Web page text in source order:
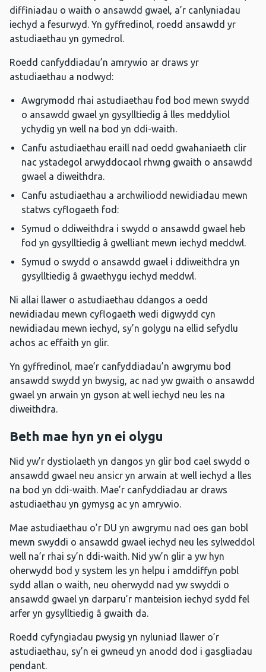
diffiniadau o waith o ansawdd gwael, a’r canlyniadau
iechyd a fesurwyd. Yn gyffredinol, roedd ansawdd yr
astudiaethau yn gymedrol.
Roedd canfyddiadau’n amrywio ar draws yr
astudiaethau a nodwyd:
Awgrymodd rhai astudiaethau fod bod mewn swydd
o ansawdd gwael yn gysylltiedig â lles meddyliol
ychydig yn well na bod yn ddi-waith.
Canfu astudiaethau eraill nad oedd gwahaniaeth clir
nac ystadegol arwyddocaol rhwng gwaith o ansawdd
gwael a diweithdra.
Canfu astudiaethau a archwiliodd newidiadau mewn
statws cyflogaeth fod:
Symud o ddiweithdra i swydd o ansawdd gwael heb
fod yn gysylltiedig â gwelliant mewn iechyd meddwl.
Symud o swydd o ansawdd gwael i ddiweithdra yn
gysylltiedig â gwaethygu iechyd meddwl.
Ni allai llawer o astudiaethau ddangos a oedd
newidiadau mewn cyflogaeth wedi digwydd cyn
newidiadau mewn iechyd, sy’n golygu na ellid sefydlu
achos ac effaith yn glir.
Yn gyffredinol, mae’r canfyddiadau’n awgrymu bod
ansawdd swydd yn bwysig, ac nad yw gwaith o ansawdd
gwael yn arwain yn gyson at well iechyd neu les na
diweithdra.
Beth mae hyn yn ei olygu
Nid yw’r dystiolaeth yn dangos yn glir bod cael swydd o
ansawdd gwael neu ansicr yn arwain at well iechyd a lles
na bod yn ddi-waith. Mae’r canfyddiadau ar draws
astudiaethau yn gymysg ac yn amrywio.
Mae astudiaethau o’r DU yn awgrymu nad oes gan bobl
mewn swyddi o ansawdd gwael iechyd neu les sylweddol
well na’r rhai sy’n ddi-waith. Nid yw’n glir a yw hyn
oherwydd bod y system les yn helpu i amddiffyn pobl
sydd allan o waith, neu oherwydd nad yw swyddi o
ansawdd gwael yn darparu’r manteision iechyd sydd fel
arfer yn gysylltiedig â gwaith da.
Roedd cyfyngiadau pwysig yn nyluniad llawer o’r
astudiaethau, sy’n ei gwneud yn anodd dod i gasgliadau
pendant.